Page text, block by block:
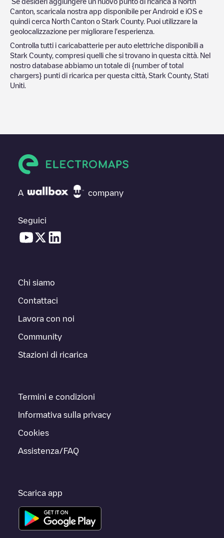
Canton , scaricala nostra app disponibile per Android e iOS e
quindi cerca North Canton o Stark County. Puoi utilizzare la
geolocalizzazione per migliorare l'esperienza.
Controlla tutti i caricabatterie per auto elettriche disponibili a
Stark County, compresi quelli che si trovano in questa città. Nel
nostro database abbiamo un totale di {number of total
chargers} punti di ricarica per questa città, Stark County, Stati
Uniti
A company
Seguici
Chi siamo
Contattaci
Lavora con noi
Community
Stazioni di ricarica
Termini e condizioni
Informativa sulla privacy
Cookies
Assistenza/FAQ
Scarica app